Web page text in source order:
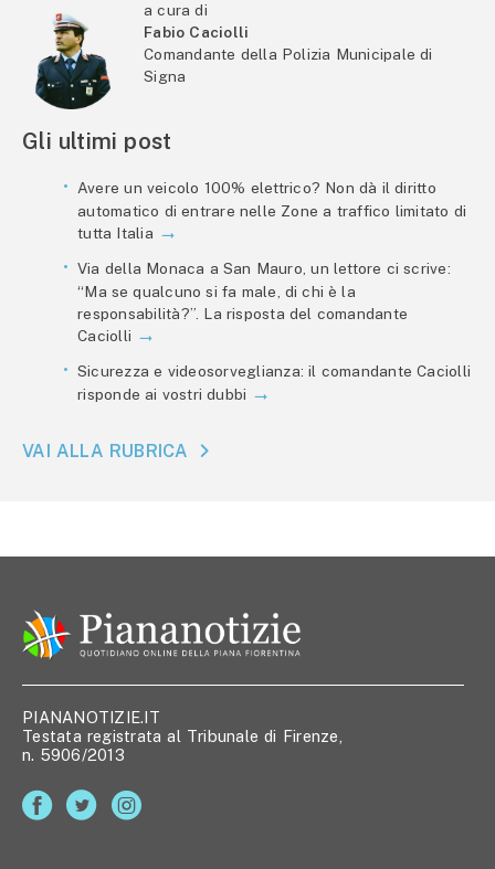
a cura di
Fabio Caciolli
Comandante della Polizia Municipale di
Signa
Gli ultimi post
Avere un veicolo 100% elettrico? Non dà il diritto
automatico di entrare nelle Zone a traffico limitato di
tutta Italia
Via della Monaca a San Mauro, un lettore ci scrive:
“Ma se qualcuno si fa male, di chi è la
responsabilità?”. La risposta del comandante
Caciolli
Sicurezza e videosorveglianza: il comandante Caciolli
risponde ai vostri dubbi
VAI ALLA RUBRICA
PIANANOTIZIE.IT
Testata registrata al Tribunale di Firenze,
n. 5906/2013